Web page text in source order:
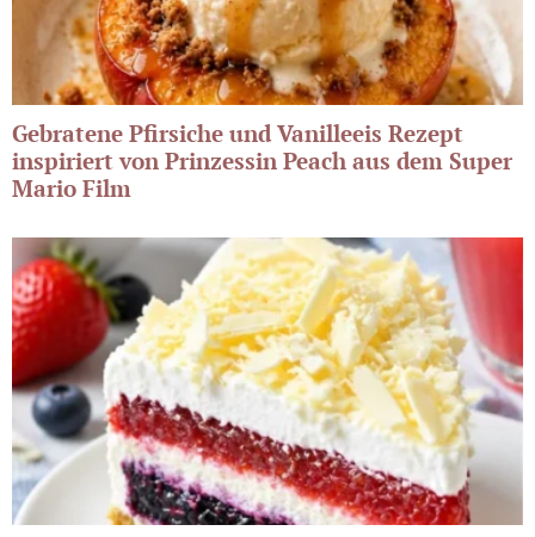
Gebratene Pfirsiche und Vanilleeis Rezept
inspiriert von Prinzessin Peach aus dem Super
Mario Film